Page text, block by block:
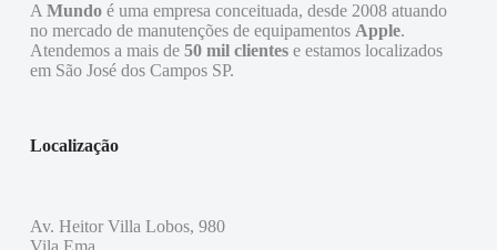
A Mundoé uma empresa conceituada, desde 2008 atuando
no mercado de manutenções de equipamentos Apple.
Atendemos a mais de 50 mil clientese estamos localizados
em São José dos Campos SP.
Localização
Av. Heitor Villa Lobos, 980